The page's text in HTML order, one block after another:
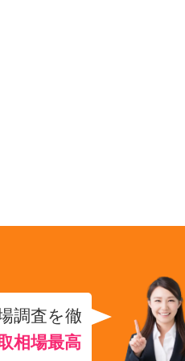
調査を徹
相場最高